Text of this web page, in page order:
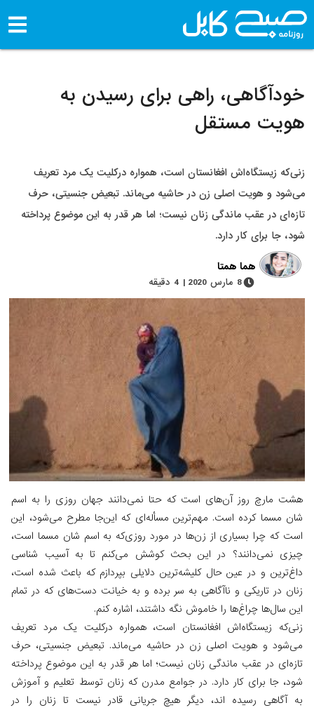
خودآگاهی، راهی برای رسیدن به
هویت مستقل
زنی‌که زیستگاه‌اش افغانستان است، همواره درکلیت یک مرد تعریف
می‌شود و هویت اصلی زن در حاشیه می‌ماند. تبعیض جنسیتی، حرف
تازه‌ای در عقب ماندگی زنان نیست؛ اما هر قدر به این موضوع پرداخته
شود، جا برای کار دارد.
هما همتا
8 مارس 2020 | 4 دقیقه
هشت مارچ روز آن‌های است که حتا نمی‌دانند جهان روزی را به اسم
شان مسما کرده است. مهم‌ترین مسأله‌ای که این‌جا مطرح می‌شود، این
است که چرا بسیاری از زن‌ها در مورد روزی‌که به اسم شان مسما است،
چیزی نمی‌دانند؟ در این بحث کوشش می‌کنم تا به آسیب شناسی
داغ‌ترین و در عین حال کلیشه‌ترین دلایلی بپردازم که باعث شده است،
زنان در تاریکی و ناآگاهی به سر برده و به خیانت دست‌های که در تمام
این سال‌ها چراغ‌ها را خاموش نگه داشتند، اشاره کنم.
زنی‌که زیستگاه‌اش افغانستان است، همواره درکلیت یک مرد تعریف
می‌شود و هویت اصلی زن در حاشیه می‌ماند. تبعیض جنسیتی، حرف
تازه‌ای در عقب ماندگی زنان نیست؛ اما هر قدر به این موضوع پرداخته
شود، جا برای کار دارد. در جوامع مدرن که زنان توسط تعلیم و آموزش
به آگاهی رسیده اند، دیگر هیچ جریانی قادر نیست تا زنان را در